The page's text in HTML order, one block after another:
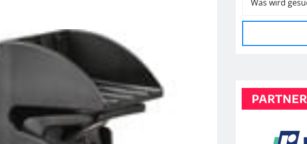
PARTNER